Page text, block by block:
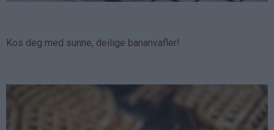
Kos deg med sunne, deilige bananvafler!